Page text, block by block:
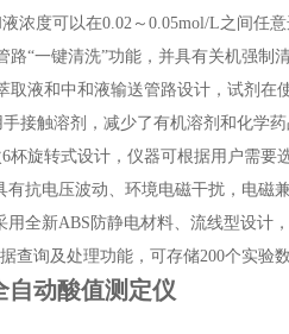
可以在0.02～0.05mol/L之间任意选
键清洗”功能，并具有关机强制清
中和液输送管路设计，试剂在使
接触溶剂，减少了有机溶剂和化学药
式设计，仪器可根据用户需要选
电压波动、环境电磁干扰，电磁兼
新ABS防静电材料、流线型设计，
及处理功能，可存储200个实验数
自动酸值测定仪